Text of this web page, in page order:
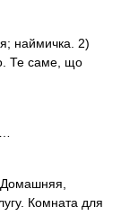
наймичка. 2)
Те саме, що
Комната для